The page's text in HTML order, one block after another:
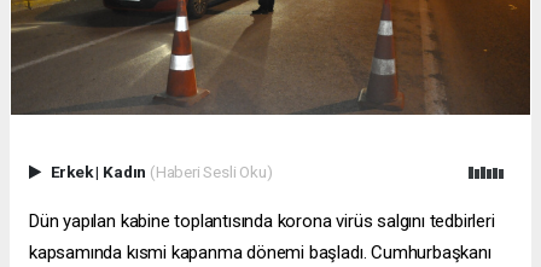
Erkek| Kadın (Haberi Sesli Oku)
Dün yapılan kabine toplantısında korona virüs salgını tedbirleri
kapsamında kısmi kapanma dönemi başladı. Cumhurbaşkanı